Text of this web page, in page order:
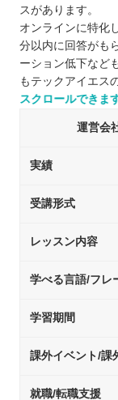
スがあります。
オンラインに特化
分以内に回答がも
ーション低下など
もテックアイエス
スクロールできま
運営会
実績
受講形式
レッスン内容
学べる言語/フレ
学習期間
課外イベント/課
就職/転職支援